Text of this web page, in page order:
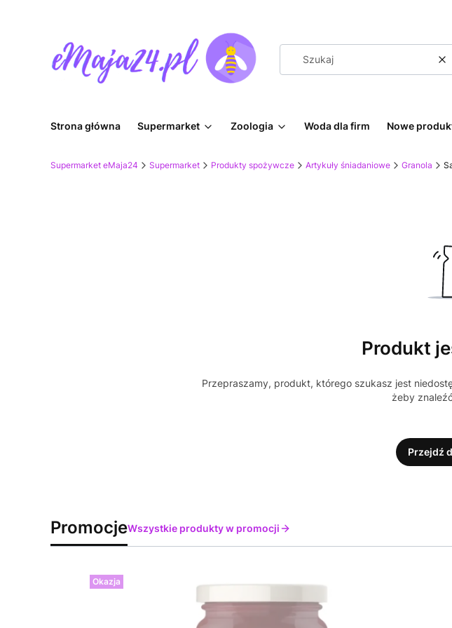
Strona główna Supermarket Zoologia Woda dla firm Nowe
Supermarket eMaja24 Supermarket Produkty spożywcze Artykuły śniadaniowe Granola
Produkt
Przepraszamy, produkt, którego szukasz jest
żeby
Przejdź
PromocjeWszystkie produkty w promocji
Okazja